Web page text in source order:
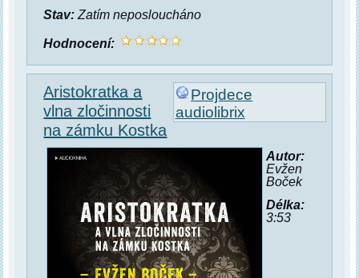
Stav: Zatím neposloucháno
Hodnocení:
Projdece
audiolibrix
Aristokratka a
vlna zločinnosti
na zámku Kostka
Autor:
Evžen
Boček
Délka:
3:53